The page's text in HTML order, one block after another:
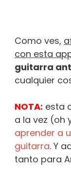
Como ves,
con esta
guitarra
cualquier
NOTA: esta
a la vez (oh
aprender a
guitarra. Y
tanto para